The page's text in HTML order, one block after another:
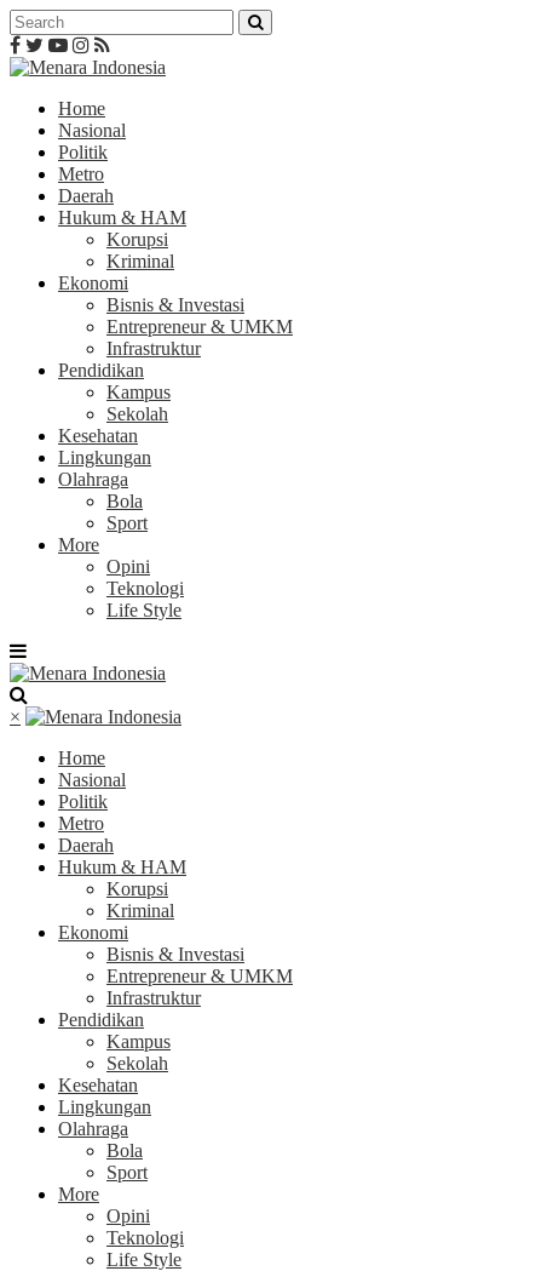
Home
Nasional
Politik
Metro
Daerah
Hukum & HAM
Korupsi
Kriminal
Ekonomi
Bisnis & Investasi
Entrepreneur & UMKM
Infrastruktur
Pendidikan
Kampus
Sekolah
Kesehatan
Lingkungan
Olahraga
Bola
Sport
More
Opini
Teknologi
Life Style
×
Home
Nasional
Politik
Metro
Daerah
Hukum & HAM
Korupsi
Kriminal
Ekonomi
Bisnis & Investasi
Entrepreneur & UMKM
Infrastruktur
Pendidikan
Kampus
Sekolah
Kesehatan
Lingkungan
Olahraga
Bola
Sport
More
Opini
Teknologi
Life Style